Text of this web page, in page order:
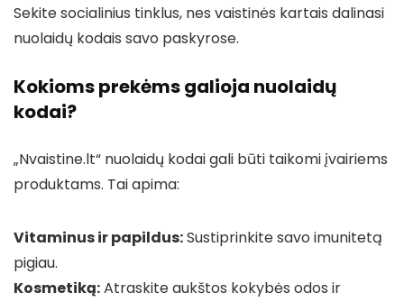
Sekite socialinius tinklus, nes vaistinės kartais dalinasi
nuolaidų kodais savo paskyrose.
Kokioms prekėms galioja nuolaidų
kodai?
„Nvaistine.lt“ nuolaidų kodai gali būti taikomi įvairiems
produktams. Tai apima:
Vitaminus ir papildus:Sustiprinkite savo imunitetą
pigiau.
Kosmetiką:Atraskite aukštos kokybės odos ir